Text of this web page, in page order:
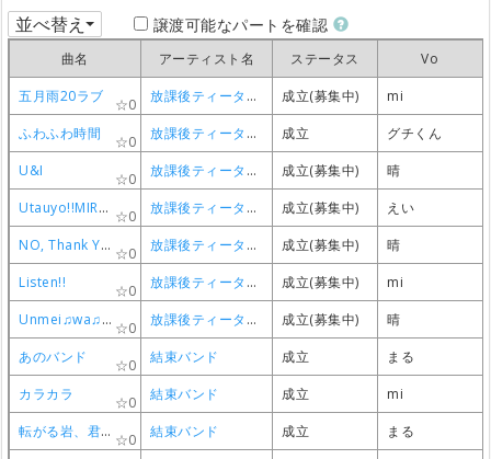
並べ替え 譲渡可能なパートを確認
曲名 アーティスト名 ステータス
Vo
五月雨20ラブ
0 放課後ティータイム 成立(募集中)
mi
ふわふわ時間
0 放課後ティータイム 成立
グチくん
U&I
0 放課後ティータイム 成立(募集中)
晴
Utauyo!!MIRACLE
0 放課後ティータイム 成立(募集中)
えい
NO, Thank You!!
0 放課後ティータイム 成立(募集中)
晴
Listen!!
0 放課後ティータイム 成立(募集中)
mi
Unmei♫wa♫Endless!
0 放課後ティータイム 成立(募集中)
晴
あのバンド
0 結束バンド 成立
まる
カラカラ
0 結束バンド 成立
mi
転がる岩、君に朝が降る
0 結束バンド 成立 まる
曲名 アーティスト名 ステータス
Vo
五月雨20ラブ
0 放課後ティータイム 成立(募集中)
mi
ふわふわ時間
0 放課後ティータイム 成立
グチくん
U&I
0 放課後ティータイム 成立(募集中)
晴
Utauyo!!MIRACLE
0 放課後ティータイム 成立(募集中)
えい
NO, Thank You!!
0 放課後ティータイム 成立(募集中)
晴
Listen!!
0 放課後ティータイム 成立(募集中)
mi
Unmei♫wa♫Endless!
0 放課後ティータイム 成立(募集中)
晴
あのバンド
0 結束バンド 成立
まる
カラカラ
0 結束バンド 成立
mi
転がる岩、君に朝が降る
0 結束バンド 成立 まる
曲名 アーティスト名 ステータス
Vo
五月雨20ラブ
0 放課後ティータイム 成立(募集中)
mi
ふわふわ時間
0 放課後ティータイム 成立
グチくん
U&I
0 放課後ティータイム 成立(募集中)
晴
Utauyo!!MIRACLE
0 放課後ティータイム 成立(募集中)
えい
NO, Thank You!!
0 放課後ティータイム 成立(募集中)
晴
Listen!!
0 放課後ティータイム 成立(募集中)
mi
Unmei♫wa♫Endless!
0 放課後ティータイム 成立(募集中)
晴
あのバンド
0 結束バンド 成立
まる
カラカラ
0 結束バンド 成立
mi
転がる岩、君に朝が降る
0 結束バンド 成立 まる
曲名 アーティスト名 ステータス
Vo
五月雨20ラブ
0 放課後ティータイム 成立(募集中)
mi
ふわふわ時間
0 放課後ティータイム 成立
グチくん
U&I
0 放課後ティータイム 成立(募集中)
晴
Utauyo!!MIRACLE
0 放課後ティータイム 成立(募集中)
えい
NO, Thank You!!
0 放課後ティータイム 成立(募集中)
晴
Listen!!
0 放課後ティータイム 成立(募集中)
mi
Unmei♫wa♫Endless!
0 放課後ティータイム 成立(募集中)
晴
あのバンド
0 結束バンド 成立
まる
カラカラ
0 結束バンド 成立
mi
転がる岩、君に朝が降る
0 結束バンド 成立 まる